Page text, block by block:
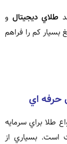
طلاي ديجيتال و
بسيار کم را فراهم
حرفه اي
طلا براي سرمايه
بسياري از